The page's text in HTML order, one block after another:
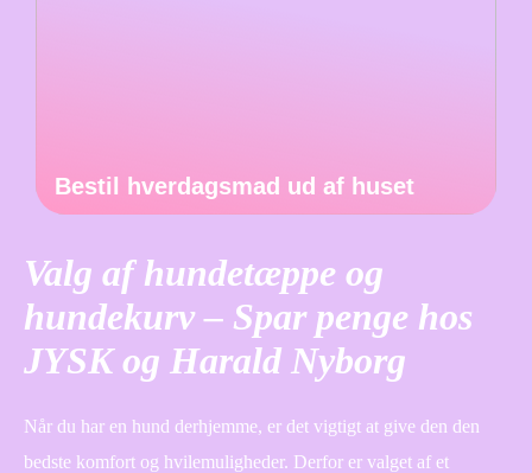
Bestil hverdagsmad ud af huset
Valg af hundetæppe og
hundekurv – Spar penge hos
JYSK og Harald Nyborg
Når du har en hund derhjemme, er det vigtigt at give den den
bedste komfort og hvilemuligheder. Derfor er valget af et